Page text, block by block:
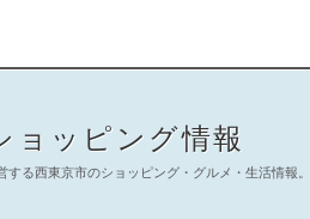
ョッピング情報
する西東京市のショッピング・グルメ・生活情報